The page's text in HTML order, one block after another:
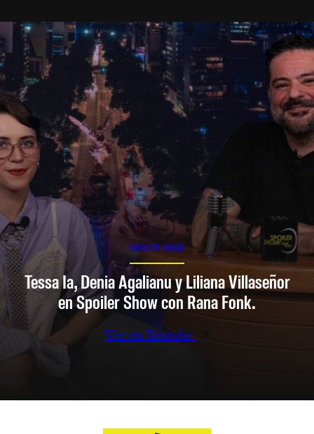
SPOILER SHOW
Tessa Ia, Denia Agalianu y Liliana Villaseñor
en Spoiler Show con Rana Fonk.
Ver en Youtube